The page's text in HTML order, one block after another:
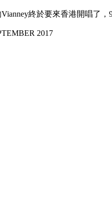
終於要來香港開唱了
2017